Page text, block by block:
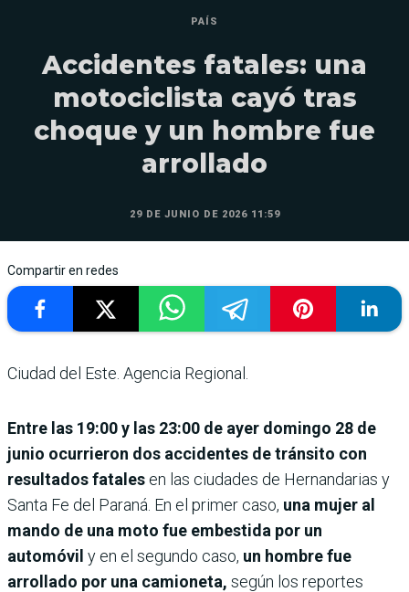
PAÍS
Accidentes fatales: una
motociclista cayó tras
choque y un hombre fue
arrollado
29 DE JUNIO DE 2026 11:59
Compartir en redes
Ciudad del Este. Agencia Regional.
Entre las 19:00 y las 23:00 de ayer domingo 28 de
junio ocurrieron dos accidentes de tránsito con
resultados fatales en las ciudades de Hernandarias y
Santa Fe del Paraná. En el primer caso, una mujer al
mando de una moto fue embestida por un
automóvil y en el segundo caso, un hombre fue
arrollado por una camioneta, según los reportes